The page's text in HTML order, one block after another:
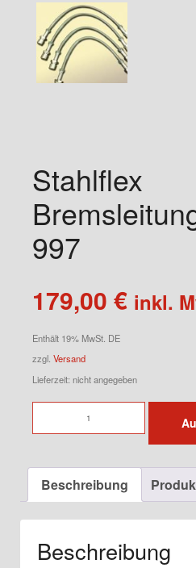
Stahlflex
997
179,00 € inkl.
Enthält 19% MwSt. DE
zzgl. Versand
Lieferzeit: nicht angegeben
Bremsleitungen
997
Menge
Beschreibung
Beschreibung